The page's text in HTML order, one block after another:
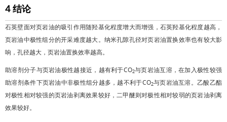
4 结论
石英壁面对页岩油的吸引作用随羟基化程度增大而增强，石英羟基化程度越高，
页岩油中极性组分的开采难度越大。纳米孔隙孔径对页岩油置换效率也有较大影
响，孔径越大，页岩油置换效率越高。
助溶剂分子与页岩油极性越接近，越有利于CO2与页岩油互溶，在加入极性较强
助溶剂条件下页岩油中非极性组分越多，越不利于CO2与页岩油互溶。乙酸乙酯
对极性相对较强的页岩油剥离效果较好，二甲醚则对极性相对较弱的页岩油剥离
效果较好。